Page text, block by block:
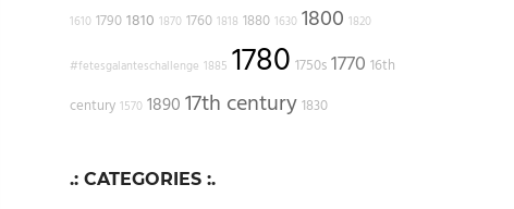
1610 1790 1810 1870 1760 1818 1880 1630 1800 1820
#fetesgalanteschallenge 1885 1780 1750s 1770 16th
century 1570 189017th century 1830
.: CATEGORIES :.